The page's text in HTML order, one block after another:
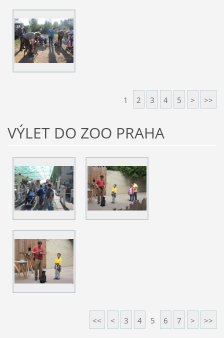
1 2 3 4 5 > >>
VÝLET DO ZOO PRAHA
<< < 3 4 5 6 7 > >>